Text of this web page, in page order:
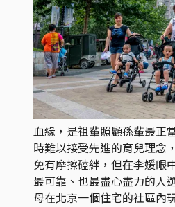
血緣，是祖輩照顧孫輩最正
時難以接受先進的育兒理念
免有摩擦磕絆，但在李媛眼
最可靠、也最盡心盡力的人
母在北京一個住宅的社區內